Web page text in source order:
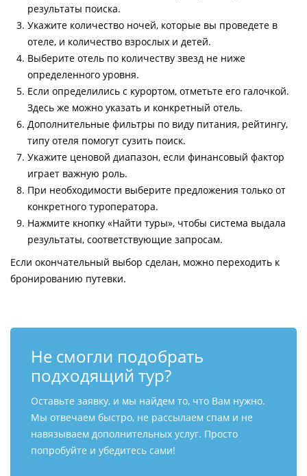
результаты поиска.
Укажите количество ночей, которые вы проведете в
отеле, и количество взрослых и детей.
Выберите отель по количеству звезд не ниже
определенного уровня.
Если определились с курортом, отметьте его галочкой.
Здесь же можно указать и конкретный отель.
Дополнительные фильтры по виду питания, рейтингу,
типу отеля помогут сузить поиск.
Укажите ценовой диапазон, если финансовый фактор
играет важную роль.
При необходимости выберите предложения только от
конкретного туроператора.
Нажмите кнопку «Найти туры», чтобы система выдала
результаты, соответствующие запросам.
Если окончательный выбор сделан, можно переходить к
бронированию путевки.
Не смогли подобрать
подходящий тур?
Оставьте заявку, и мы найдем то, что Вам нужно.
Мы отвечаем быстро, не рассылаем спам и не
навязываем дополнительных услуг. Просто
попробуйте и убедитесь сами!